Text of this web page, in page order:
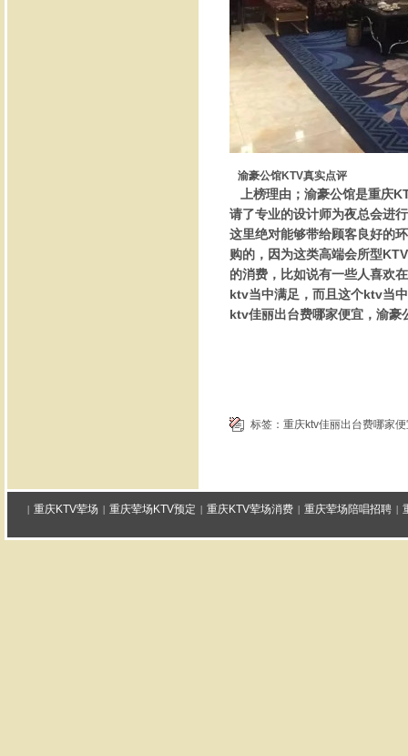
渝豪公馆KTV真实点评
上榜理由；渝豪公馆是重庆
请了专业的设计师为夜总会进
这里绝对能够带给顾客良好的
购的，因为这类高端会所型
的消费，比如说有一些人喜欢
ktv当中满足，而且这个ktv当
ktv佳丽出台费哪家便宜，渝豪
标签： 重庆ktv佳丽出台费哪家
| 重庆KTV荤场 | 重庆荤场KTV预定 | 重庆KTV荤场消费 | 重庆荤场陪唱招聘 |